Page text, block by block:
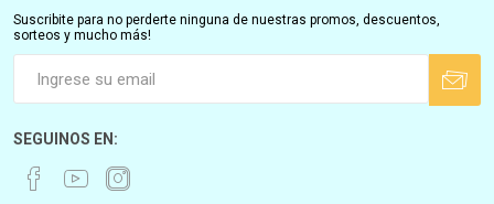
Suscribite para no perderte ninguna de nuestras promos, descuentos,
sorteos y mucho más!
SEGUINOS EN: